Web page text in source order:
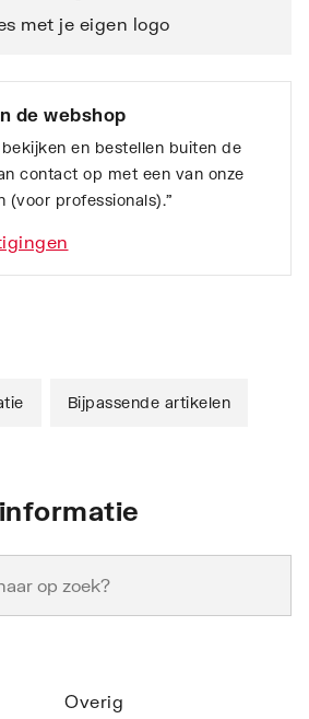
met je eigen logo
de webshop
en bestellen buiten de
contact op met een van onze
(voor professionals).”
Bijpassende artikelen
Overig